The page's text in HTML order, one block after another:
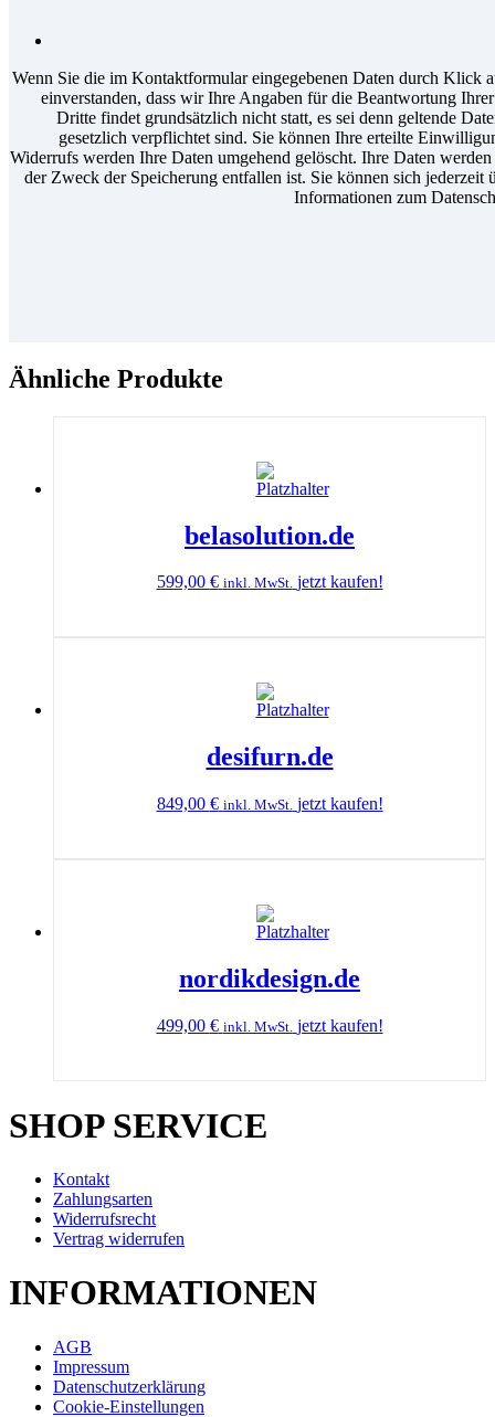
Wenn Sie die im Kontaktformular eingegebenen Daten durch Klick
einverstanden, dass wir Ihre Angaben für die Beantwortung
Dritte findet grundsätzlich nicht statt, es sei denn geltende
gesetzlich verpflichtet sind. Sie können Ihre erteilte
Widerrufs werden Ihre Daten umgehend gelöscht. Ihre Daten
der Zweck der Speicherung entfallen ist. Sie können sich
Informationen zum
Ähnliche Produkte
belasolution.de
599,00 € inkl. MwSt. jetzt kaufen!
desifurn.de
849,00 € inkl. MwSt. jetzt kaufen!
nordikdesign.de
499,00 € inkl. MwSt. jetzt kaufen!
SHOP SERVICE
Kontakt
Zahlungsarten
Widerrufsrecht
Vertrag widerrufen
INFORMATIONEN
AGB
Impressum
Datenschutzerklärung
Cookie-Einstellungen